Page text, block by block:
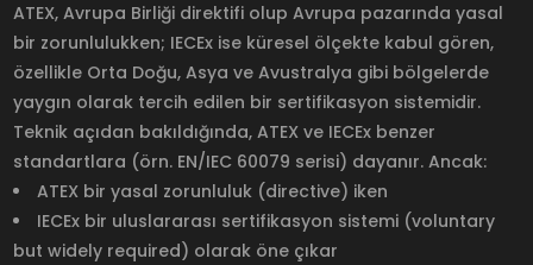
ATEX, Avrupa Birliği direktifi olup Avrupa pazarında yasal
bir zorunlulukken; IECEx ise küresel ölçekte kabul gören,
özellikle Orta Doğu, Asya ve Avustralya gibi bölgelerde
yaygın olarak tercih edilen bir sertifikasyon sistemidir.
Teknik açıdan bakıldığında, ATEX ve IECEx benzer
standartlara (örn. EN/IEC 60079 serisi) dayanır. Ancak:
ATEX bir yasal zorunluluk (directive) iken
IECEx bir uluslararası sertifikasyon sistemi (voluntary
but widely required) olarak öne çıkar